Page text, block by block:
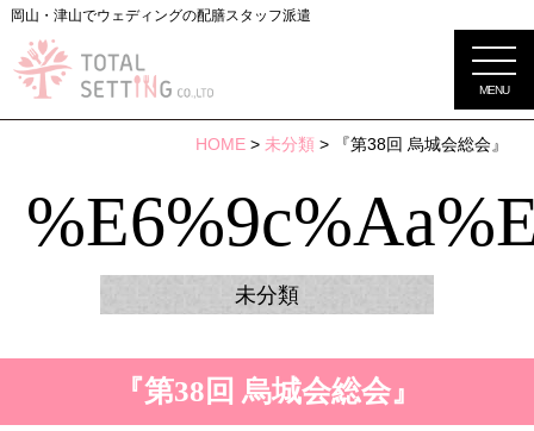
岡山・津山でウェディングの配膳スタッフ派遣
MENU
HOME> 未分類 > 『第38回 烏城会総会』
未分類
『第38回 烏城会総会』